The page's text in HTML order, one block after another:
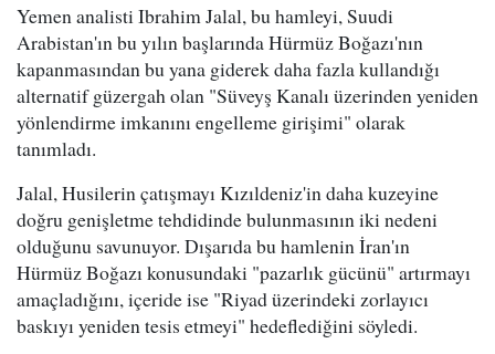
Yemen analisti Ibrahim Jalal, bu hamleyi, Suudi
Arabistan'ın bu yılın başlarında Hürmüz Boğazı'nın
kapanmasından bu yana giderek daha fazla kullandığı
alternatif güzergah olan "Süveyş Kanalı üzerinden yeniden
yönlendirme imkanını engelleme girişimi" olarak
tanımladı.
Jalal, Husilerin çatışmayı Kızıldeniz'in daha kuzeyine
doğru genişletme tehdidinde bulunmasının iki nedeni
olduğunu savunuyor. Dışarıda bu hamlenin İran'ın
Hürmüz Boğazı konusundaki "pazarlık gücünü" artırmayı
amaçladığını, içeride ise "Riyad üzerindeki zorlayıcı
baskıyı yeniden tesis etmeyi" hedeflediğini söyledi.